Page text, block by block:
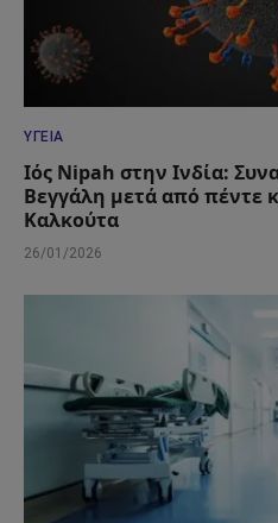
ΥΓΕΊΑ
Ιός Nipah στην Ινδία:
Βεγγάλη μετά από πέντε
Καλκούτα
26/01/2026